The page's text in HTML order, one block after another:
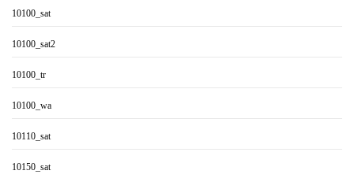
10100_sat
10100_sat2
10100_tr
10100_wa
10110_sat
10150_sat